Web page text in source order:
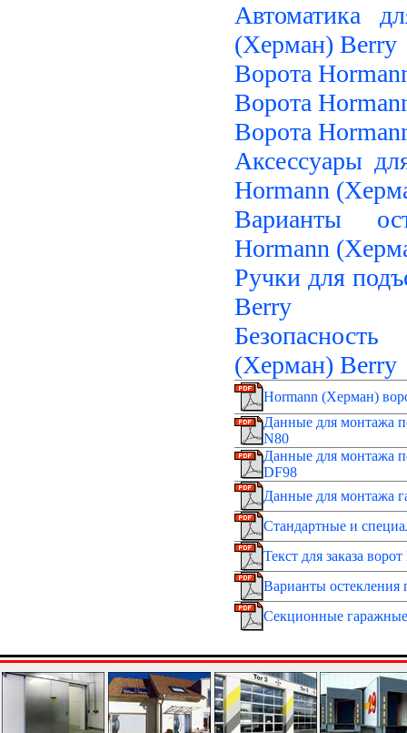
Автоматика
(Херман) Berry
Ворота
Ворота
Ворота
Аксессуары
Hormann
Варианты
Hormann
Ручки для
Berry
(Херман) Berry
Hormann (Херман)
Данные для монтажа
N80
Данные для монтажа
DF98
Данные для монтажа
Стандартные и
Текст для заказа
Варианты
Секционные гаражные